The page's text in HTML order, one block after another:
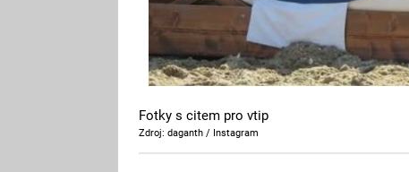
Fotky s citem pro vtip
Zdroj: daganth / Instagram